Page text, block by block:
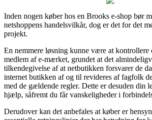
Inden nogen køber hos en Brooks e-shop bør
netshoppens handelsvilkår, dog er det for det
projekt.
En nemmere løsning kunne være at kontrollere
medlem af e-mærket, grundet at det
tilkendegivelse af at netbutikken forsvarer de
internet butikken af og til revideres af fagfolk
med de gældende regler. Dette er desuden din
hjælp, såfremt du får vanskeligheder i
Derudover kan det anbefales at køber er